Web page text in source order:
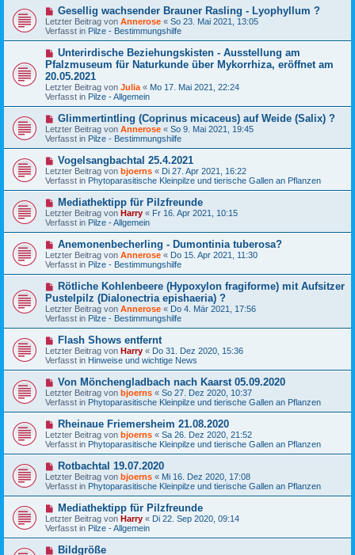
a
g
B
e
i
t
a
g
N
e
u
e
B
e
i
t
r
g
Gesellig wachsender Brauner Rasling - Lyophyllum ?
Letzter Beitrag von Annerose « So 23. Mai 2021, 13:05
Verfasst in Pilze - Bestimmungshilfe
N
e
u
e
r
B
e
t
r
g
Unterirdische Beziehungskisten - Ausstellung am
Pfalzmuseum für Naturkunde über Mykorrhiza, eröffnet am
20.05.2021
Letzter Beitrag von Julia « Mo 17. Mai 2021, 22:24
Verfasst in Pilze - Allgemein
N
e
u
e
B
e
i
t
a
g
Glimmertintling (Coprinus micaceus) auf Weide (Salix) ?
Letzter Beitrag von Annerose « So 9. Mai 2021, 19:45
Verfasst in Pilze - Bestimmungshilfe
N
e
u
e
B
e
i
t
a
g
Vogelsangbachtal 25.4.2021
Letzter Beitrag von bjoerns « Di 27. Apr 2021, 16:22
Verfasst in Phytoparasitische Kleinpilze und tierische Gallen an Pflanzen
N
e
u
e
B
e
i
t
a
g
Mediathektipp für Pilzfreunde
Letzter Beitrag von Harry « Fr 16. Apr 2021, 10:15
Verfasst in Pilze - Allgemein
N
e
u
e
B
e
i
t
r
a
g
Anemonenbecherling - Dumontinia tuberosa?
Letzter Beitrag von Annerose « Do 15. Apr 2021, 11:30
Verfasst in Pilze - Bestimmungshilfe
N
u
e
r
B
i
t
r
a
g
Rötliche Kohlenbeere (Hypoxylon fragiforme) mit Aufsitzer
Pustelpilz (Dialonectria epishaeria) ?
Letzter Beitrag von Annerose « Do 4. Mär 2021, 17:56
Verfasst in Pilze - Bestimmungshilfe
N
e
u
e
B
e
i
t
a
g
Flash Shows entfernt
Letzter Beitrag von Harry « Do 31. Dez 2020, 15:36
Verfasst in Hinweise und wichtige News
N
e
u
e
B
e
i
t
a
g
Von Mönchengladbach nach Kaarst 05.09.2020
Letzter Beitrag von bjoerns « So 27. Dez 2020, 10:37
Verfasst in Phytoparasitische Kleinpilze und tierische Gallen an Pflanzen
N
e
u
e
B
e
i
t
a
g
Rheinaue Friemersheim 21.08.2020
Letzter Beitrag von bjoerns « Sa 26. Dez 2020, 21:52
Verfasst in Phytoparasitische Kleinpilze und tierische Gallen an Pflanzen
N
e
u
e
B
e
i
t
Rotbachtal 19.07.2020
Letzter Beitrag von bjoerns « Mi 16. Dez 2020, 17:08
Verfasst in Phytoparasitische Kleinpilze und tierische Gallen an Pflanzen
N
e
u
e
B
Mediathektipp für Pilzfreunde
Letzter Beitrag von Harry « Di 22. Sep 2020, 09:14
Verfasst in Pilze - Allgemein
NBildgröße